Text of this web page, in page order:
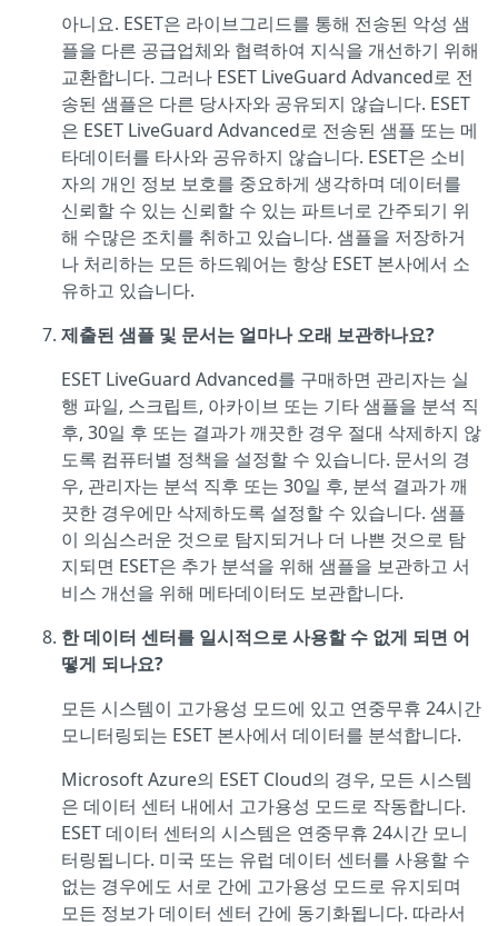
아니요. ESET은 라이브그리드를 통해 전송된 악성 샘
플을 다른 공급업체와 협력하여 지식을 개선하기 위해
교환합니다. 그러나 ESET LiveGuard Advanced로 전
송된 샘플은 다른 당사자와 공유되지 않습니다. ESET
은 ESET LiveGuard Advanced로 전송된 샘플 또는 메
타데이터를 타사와 공유하지 않습니다. ESET은 소비
자의 개인 정보 보호를 중요하게 생각하며 데이터를
신뢰할 수 있는 신뢰할 수 있는 파트너로 간주되기 위
해 수많은 조치를 취하고 있습니다. 샘플을 저장하거
나 처리하는 모든 하드웨어는 항상 ESET 본사에서 소
유하고 있습니다.
제출된 샘플 및 문서는 얼마나 오래 보관하나요?
ESET LiveGuard Advanced를 구매하면 관리자는 실
행 파일, 스크립트, 아카이브 또는 기타 샘플을 분석 직
후, 30일 후 또는 결과가 깨끗한 경우 절대 삭제하지 않
도록 컴퓨터별 정책을 설정할 수 있습니다. 문서의 경
우, 관리자는 분석 직후 또는 30일 후, 분석 결과가 깨
끗한 경우에만 삭제하도록 설정할 수 있습니다. 샘플
이 의심스러운 것으로 탐지되거나 더 나쁜 것으로 탐
지되면 ESET은 추가 분석을 위해 샘플을 보관하고 서
비스 개선을 위해 메타데이터도 보관합니다.
한 데이터 센터를 일시적으로 사용할 수 없게 되면 어
떻게 되나요?
모든 시스템이 고가용성 모드에 있고 연중무휴 24시간
모니터링되는 ESET 본사에서 데이터를 분석합니다.
Microsoft Azure의 ESET Cloud의 경우, 모든 시스템
은 데이터 센터 내에서 고가용성 모드로 작동합니다.
ESET 데이터 센터의 시스템은 연중무휴 24시간 모니
터링됩니다. 미국 또는 유럽 데이터 센터를 사용할 수
없는 경우에도 서로 간에 고가용성 모드로 유지되며
모든 정보가 데이터 센터 간에 동기화됩니다. 따라서